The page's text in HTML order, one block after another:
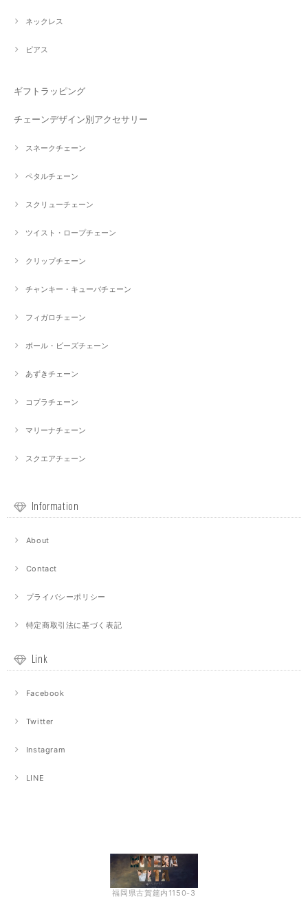
ネックレス
ピアス
ギフトラッピング
チェーンデザイン別アクセサリー
スネークチェーン
ペタルチェーン
スクリューチェーン
ツイスト・ロープチェーン
クリップチェーン
チャンキー・キューバチェーン
フィガロチェーン
ボール・ビーズチェーン
あずきチェーン
コプラチェーン
マリーナチェーン
スクエアチェーン
Information
About
Contact
プライバシーポリシー
特定商取引法に基づく表記
Link
Facebook
Twitter
Instagram
LINE
福岡県古賀筵内1150-3